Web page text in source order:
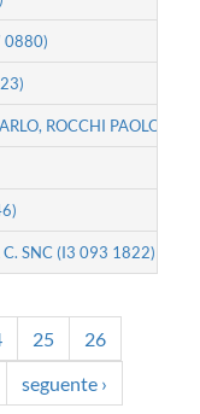
0880)
ROCCHI PAOLO &
C. SNC (I3 093 1822)
25
26
seguente ›